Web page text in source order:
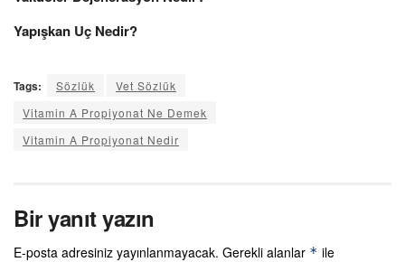
Yapışkan Uç Nedir?
Tags: Sözlük
Vet Sözlük
Vitamin A Propiyonat Ne Demek
Vitamin A Propiyonat Nedir
Bir yanıt yazın
E-posta adresiniz yayınlanmayacak. Gerekli alanlar * ile